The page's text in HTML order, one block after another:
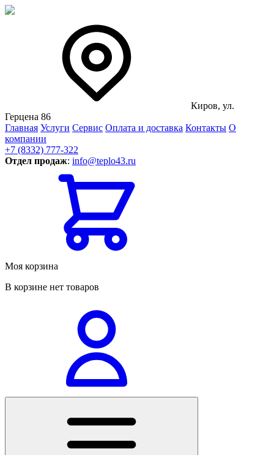
Киров, ул.
Герцена 86
Главная Услуги Сервис Оплата и доставка Контакты О
компании
+7 (8332) 777-322
Отдел продаж: info@teplo43.ru
Моя корзина
В корзине нет товаров